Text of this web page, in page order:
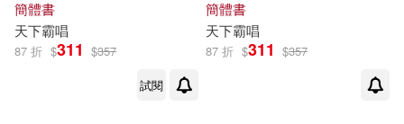
中國文聯出版社(2)
新世界出版社(2)
可新加坡店取(125)
簡體書
天下霸唱
87 折 $311 $357
試閱
簡體書
天下霸唱
87 折 $311 $357